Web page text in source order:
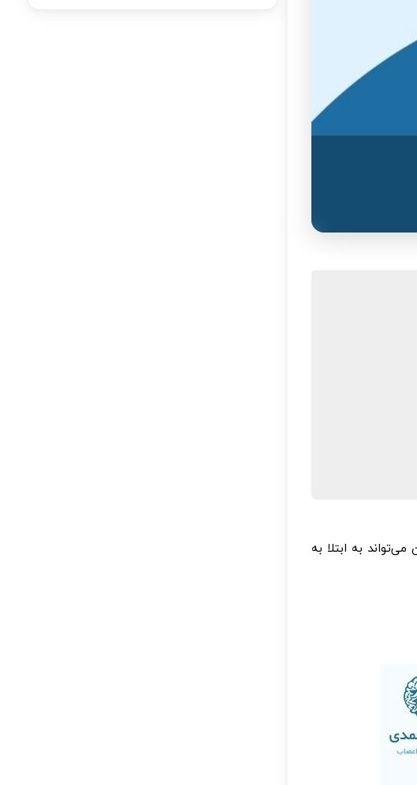
به ابتلا به